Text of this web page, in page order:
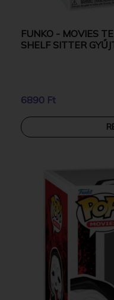
FUNKO - MOVIES
SHELF SITTER
6890 Ft